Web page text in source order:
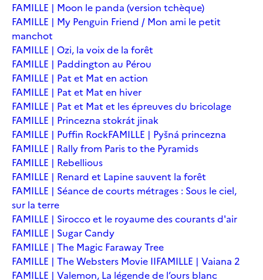
FAMILLE | Moon le panda (version tchèque)
FAMILLE | My Penguin Friend / Mon ami le petit
manchot
FAMILLE | Ozi, la voix de la forêt
FAMILLE | Paddington au Pérou
FAMILLE | Pat et Mat en action
FAMILLE | Pat et Mat en hiver
FAMILLE | Pat et Mat et les épreuves du bricolage
FAMILLE | Princezna stokrát jinak
FAMILLE | Puffin RockFAMILLE | Pyšná princezna
FAMILLE | Rally from Paris to the Pyramids
FAMILLE | Rebellious
FAMILLE | Renard et Lapine sauvent la forêt
FAMILLE | Séance de courts métrages : Sous le ciel,
sur la terre
FAMILLE | Sirocco et le royaume des courants d'air
FAMILLE | Sugar Candy
FAMILLE | The Magic Faraway Tree
FAMILLE | The Websters Movie IIFAMILLE | Vaiana 2
FAMILLE | Valemon, La légende de l’ours blanc